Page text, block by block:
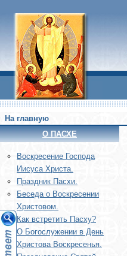
На главную
О ПАСХЕ
Воскреcение Господа
Иисуса Христа.
Праздник Пасхи.
Беседа о Воскресении
Христовом.
Как встретить Пасху?
О Богослужении в День
Христова Воскресенья.